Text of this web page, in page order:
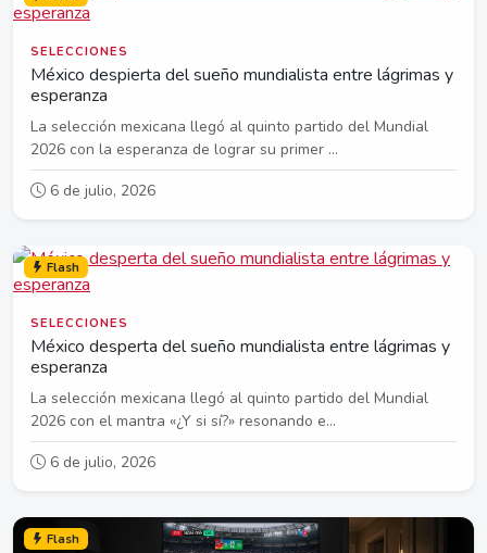
SELECCIONES
México despierta del sueño mundialista entre lágrimas y
esperanza
La selección mexicana llegó al quinto partido del Mundial
2026 con la esperanza de lograr su primer ...
6 de julio, 2026
Flash
SELECCIONES
México desperta del sueño mundialista entre lágrimas y
esperanza
La selección mexicana llegó al quinto partido del Mundial
2026 con el mantra «¿Y si sí?» resonando e...
6 de julio, 2026
Flash